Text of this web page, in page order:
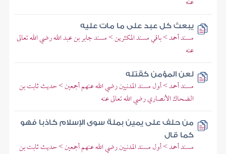
يبعث كل عبد على ما مات عليه
مسند أحمد > باقي مسند المكثرين > مسند جابر بن عبد الله رضي الله تعالى
عنه
لعن المؤمن كقتله
مسند أحمد > أول مسند المدنيين رضي الله عنهم أجمعين > حديث ثابت بن
الضحاك الأنصاري رضي الله تعالى عنه
من حلف على يمين بملة سوى الإسلام كاذبا فهو
كما قال
مسند أحمد > أول مسند المدنيين رضي الله عنهم أجمعين > حديث ثابت بن